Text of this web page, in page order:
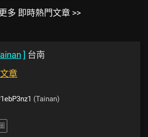
多 即時熱門文章 >>
] 台南
章
(Tainan)